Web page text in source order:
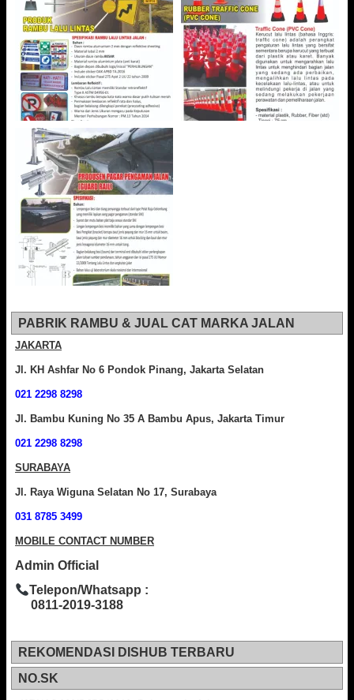
PABRIK RAMBU & JUAL CAT MARKA JALAN
JAKARTA
Jl. KH Ashfar No 6 Pondok Pinang, Jakarta Selatan
021 2298 8298
Jl. Bambu Kuning No 35 A Bambu Apus, Jakarta Timur
021 2298 8298
SURABAYA
Jl. Raya Wiguna Selatan No 17, Surabaya
031 8785 3499
MOBILE CONTACT NUMBER
Admin Official
Telepon/Whatsapp :
0811-2019-3188
REKOMENDASI DISHUB TERBARU
NO.SK